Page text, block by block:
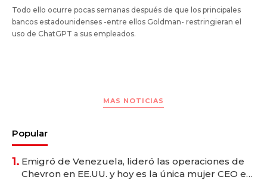
Todo ello ocurre pocas semanas después de que los principales
bancos estadounidenses -entre ellos Goldman- restringieran el
uso de ChatGPT a sus empleados.
MAS NOTICIAS
Popular
1. Emigró de Venezuela, lideró las operaciones de
Chevron en EE.UU. y hoy es la única mujer CEO en